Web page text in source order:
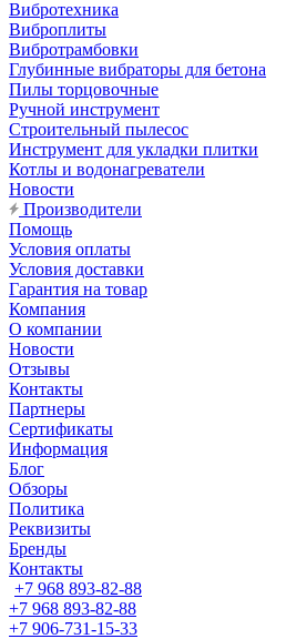
Вибротехника
Виброплиты
Вибротрамбовки
Глубинные вибраторы для бетона
Пилы торцовочные
Ручной инструмент
Строительный пылесос
Инструмент для укладки плитки
Котлы и водонагреватели
Новости
Производители
Помощь
Условия оплаты
Условия доставки
Гарантия на товар
Компания
О компании
Новости
Отзывы
Контакты
Партнеры
Сертификаты
Информация
Блог
Обзоры
Политика
Реквизиты
Бренды
Контакты
+7 968 893-82-88
+7 968 893-82-88
+7 906-731-15-33